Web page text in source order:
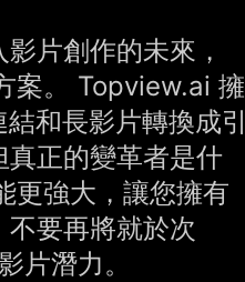
片創作的未來，
案。 Topview.ai 擁
和長影片轉換成引
正的變革者是什
更強大，讓您擁有
要再將就於次
片潛力。